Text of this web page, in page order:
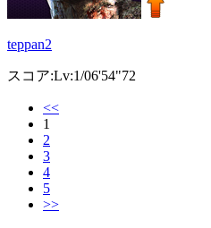
teppan2
スコア:Lv:1/06'54"72
<<
1
2
3
4
5
>>